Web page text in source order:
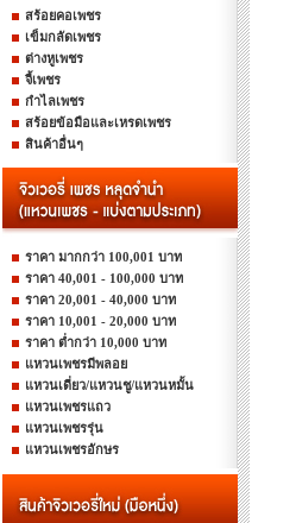
สร้อยคอเพชร
เข็มกลัดเพชร
ต่างหูเพชร
จี้เพชร
กำไลเพชร
สร้อยข้อมือและเหรดเพชร
สินค้าอื่นๆ
ราคา มากกว่า 100,001 บาท
ราคา 40,001 - 100,000 บาท
ราคา 20,001 - 40,000 บาท
ราคา 10,001 - 20,000 บาท
ราคา ต่ำกว่า 10,000 บาท
แหวนเพชรมีพลอย
แหวนเดี่ยว/แหวนชู/แหวนหมั้น
แหวนเพชรแถว
แหวนเพชรรุ่น
แหวนเพชรอักษร